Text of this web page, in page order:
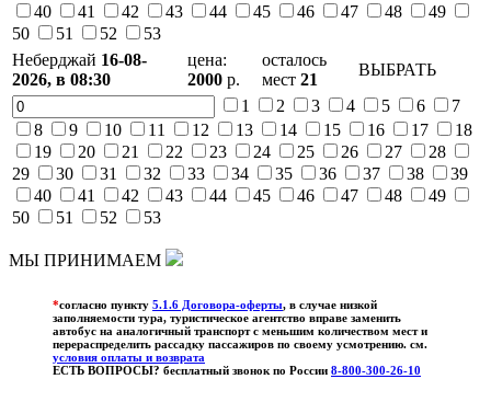
40
41 42 43 44 45 46 47 48
49
50
51 52
53
Неберджай 16-08-
2026, в 08:30
цена:
2000 р.
осталось
мест 21
ВЫБРАТЬ
1
2 3 4 5 6
7
8
9 10 11 12 13 14 15 16 17
18
19
20 21 22 23 24 25 26 27
28
29
30 31 32 33 34 35 36 37 38
39
40
41 42 43 44 45 46 47 48
49
50
51 52 53
МЫ ПРИНИМАЕМ
*согласно пункту 5.1.6 Договора-оферты, в случае низкой
заполняемости тура, туристическое агентство вправе заменить
автобус на аналогичный транспорт с меньшим количеством мест и
перераспределить рассадку пассажиров по своему усмотрению. см.
условия оплаты и возврата
ЕСТЬ ВОПРОСЫ? бесплатный звонок по России 8-800-300-26-10